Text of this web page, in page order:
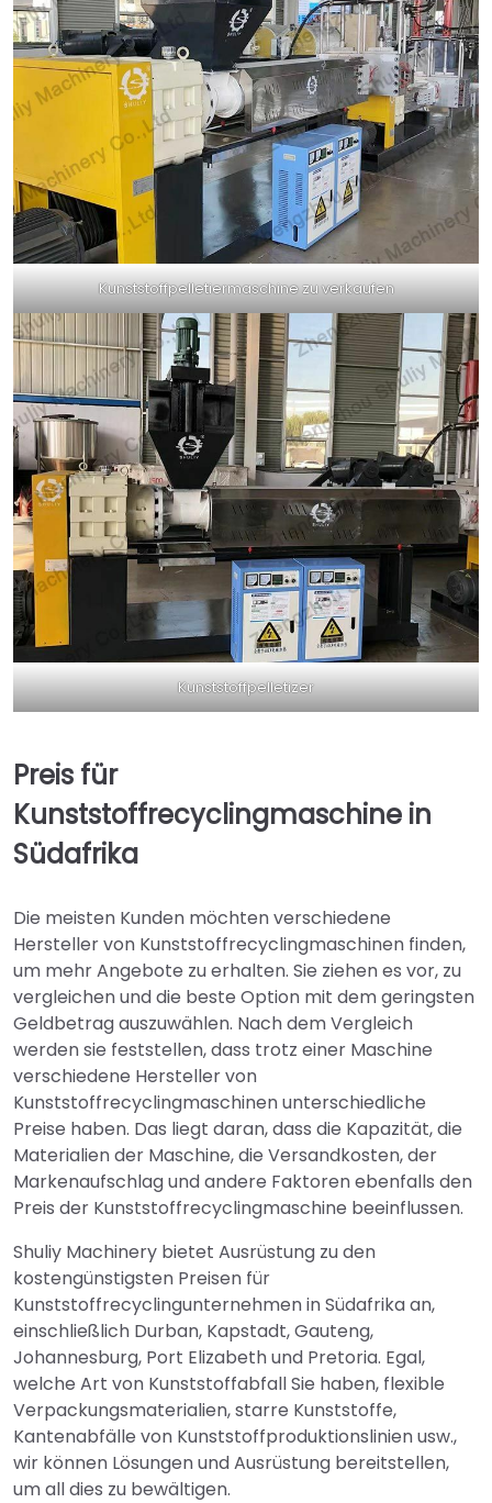
Kunststoffpelletiermaschine zu verkaufen
Kunststoffpelletizer
Preis für
Kunststoffrecyclingmaschine in
Südafrika
Die meisten Kunden möchten verschiedene
Hersteller von Kunststoffrecyclingmaschinen finden,
um mehr Angebote zu erhalten. Sie ziehen es vor, zu
vergleichen und die beste Option mit dem geringsten
Geldbetrag auszuwählen. Nach dem Vergleich
werden sie feststellen, dass trotz einer Maschine
verschiedene Hersteller von
Kunststoffrecyclingmaschinen unterschiedliche
Preise haben. Das liegt daran, dass die Kapazität, die
Materialien der Maschine, die Versandkosten, der
Markenaufschlag und andere Faktoren ebenfalls den
Preis der Kunststoffrecyclingmaschine beeinflussen.
Shuliy Machinery bietet Ausrüstung zu den
kostengünstigsten Preisen für
Kunststoffrecyclingunternehmen in Südafrika an,
einschließlich Durban, Kapstadt, Gauteng,
Johannesburg, Port Elizabeth und Pretoria. Egal,
welche Art von Kunststoffabfall Sie haben, flexible
Verpackungsmaterialien, starre Kunststoffe,
Kantenabfälle von Kunststoffproduktionslinien usw.,
wir können Lösungen und Ausrüstung bereitstellen,
um all dies zu bewältigen.